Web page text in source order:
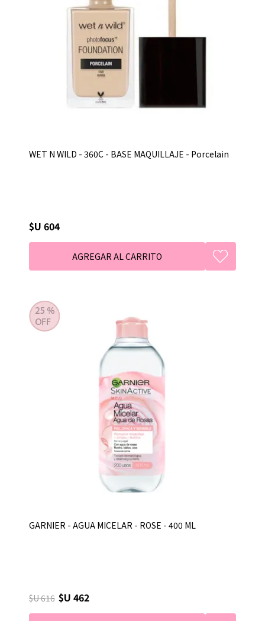
WET N WILD - 360C - BASE MAQUILLAJE - Porcelain
$U 604
GARNIER - AGUA MICELAR - ROSE - 400 ML
$U 616 $U 462